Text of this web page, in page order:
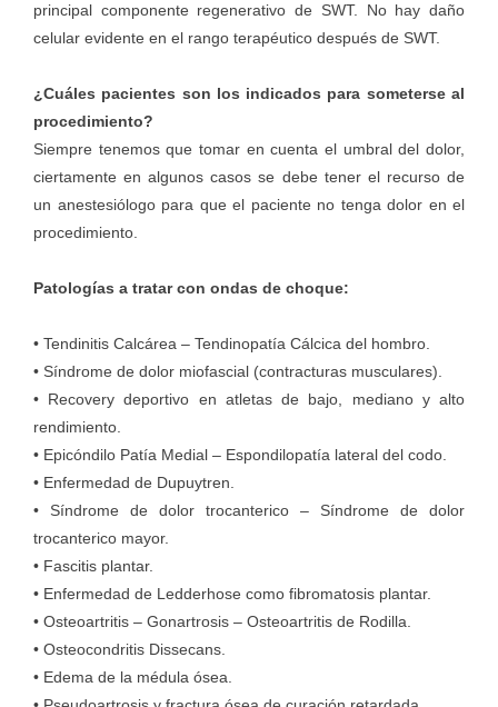
principal componente regenerativo de SWT. No hay daño
celular evidente en el rango terapéutico después de SWT.
¿Cuáles pacientes son los indicados para someterse al
procedimiento?
Siempre tenemos que tomar en cuenta el umbral del dolor,
ciertamente en algunos casos se debe tener el recurso de
un anestesiólogo para que el paciente no tenga dolor en el
procedimiento.
Patologías a tratar con ondas de choque:
• Tendinitis Calcárea – Tendinopatía Cálcica del hombro.
• Síndrome de dolor miofascial (contracturas musculares).
• Recovery deportivo en atletas de bajo, mediano y alto
rendimiento.
• Epicóndilo Patía Medial – Espondilopatía lateral del codo.
• Enfermedad de Dupuytren.
• Síndrome de dolor trocanterico – Síndrome de dolor
trocanterico mayor.
• Fascitis plantar.
• Enfermedad de Ledderhose como fibromatosis plantar.
• Osteoartritis – Gonartrosis – Osteoartritis de Rodilla.
• Osteocondritis Dissecans.
• Edema de la médula ósea.